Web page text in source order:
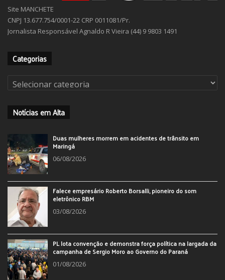
Site MANCHETE
CNPJ 13.677.754/0001-22 CRP 0011081/Pr.
Jornalista Responsável Agnaldo R Vieira (44) 9 9803 1491
Categorias
Categorias
Notícias em Alta
Duas mulheres morrem em acidentes de trânsito em
Maringá
06/08/2026
Falece empresário Roberto Borsalli, pioneiro do som
eletrônico RBM
03/08/2026
PL lota convenção e demonstra força política na largada da
campanha de Sergio Moro ao Governo do Paraná
01/08/2026